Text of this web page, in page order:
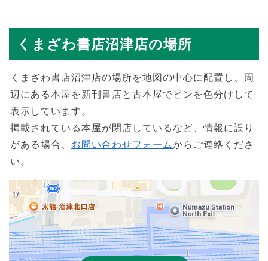
くまざわ書店沼津店の場所
くまざわ書店沼津店の場所を地図の中心に配置し、周
辺にある本屋を新刊書店と古本屋でピンを色分けして
表示しています。
掲載されている本屋が閉店しているなど、情報に誤り
がある場合、 お問い合わせフォームからご連絡くださ
い。